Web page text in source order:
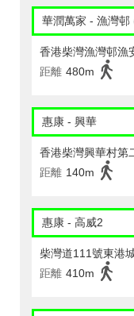
華潤萬家 - 漁灣邨
香港柴灣漁灣邨漁
距離 480m
惠康 - 興華
香港柴灣興華村第
距離 140m
惠康 - 高威2
柴灣道111號東港
距離 410m